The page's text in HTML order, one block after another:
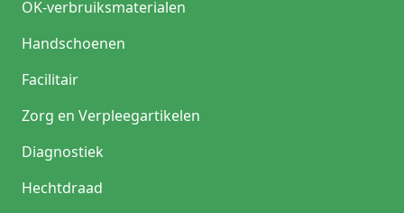
OK-verbruiksmaterialen
Handschoenen
Facilitair
Zorg en Verpleegartikelen
Diagnostiek
Hechtdraad